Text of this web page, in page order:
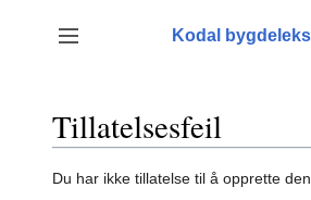
innhold
Vis/skjul sidefelt
Kodal
Tillatelsesfeil
Du har ikke tillatelse til å opprette